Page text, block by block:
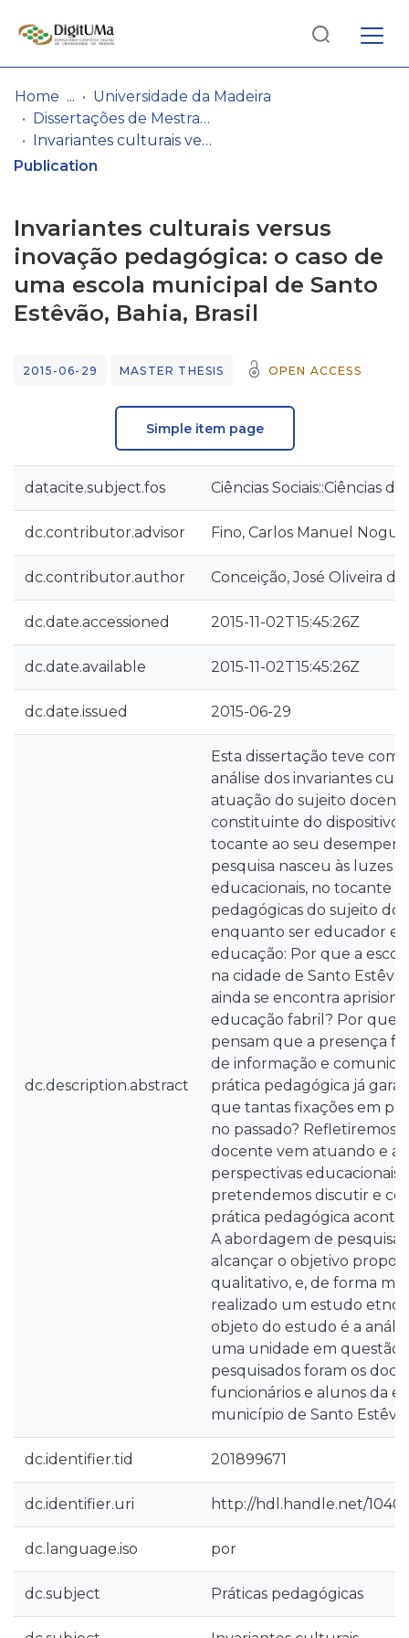
Communities
& Collections
Statistics
Log
In(current)
Home
Universidade da Madeira
Dissertações de Mestrado
Invariantes culturais versus inovação pedagógica: o caso de uma escola municipal de Santo Estêvão, Bahia, Brasil
Publication
Invariantes culturais versus
inovação pedagógica: o caso de
uma escola municipal de Santo
Estêvão, Bahia, Brasil
2015-06-29 MASTER THESIS OPEN ACCESS
Simple item page
datacite.subject.fos Ciências Sociais::Ciências
dc.contributor.advisor Fino, Carlos Manuel
dc.contributor.author Conceição, José Oliveira da
dc.date.accessioned 2015-11-02T15:45:26Z
dc.date.available 2015-11-02T15:45:26Z
dc.date.issued 2015-06-29
dc.description.abstract
Esta dissertação teve
análise dos invariantes
atuação do sujeito
constituinte do dispositivo
tocante ao seu
pesquisa nasceu às luzes
educacionais, no tocante
pedagógicas do sujeito
enquanto ser educador e/
educação: Por que a
na cidade de Santo
ainda se encontra
educação fabril? Por que
pensam que a presença
de informação e
prática pedagógica já
que tantas fixações em
no passado? Refletiremos
docente vem atuando e
perspectivas
pretendemos discutir e
prática pedagógica
A abordagem de pesquisa
alcançar o objetivo
qualitativo, e, de forma
realizado um estudo
objeto do estudo é a
uma unidade em questão.
pesquisados foram os
funcionários e alunos da
município de Santo
dc.identifier.tid 201899671
dc.identifier.uri http://hdl.handle.net/
dc.language.iso por
dc.subject Práticas pedagógicas